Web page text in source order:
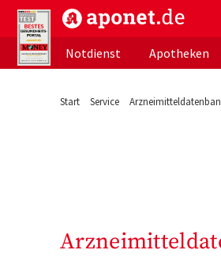
aponet.de - Das offizielle
Notdienst
Apotheken
Start Service